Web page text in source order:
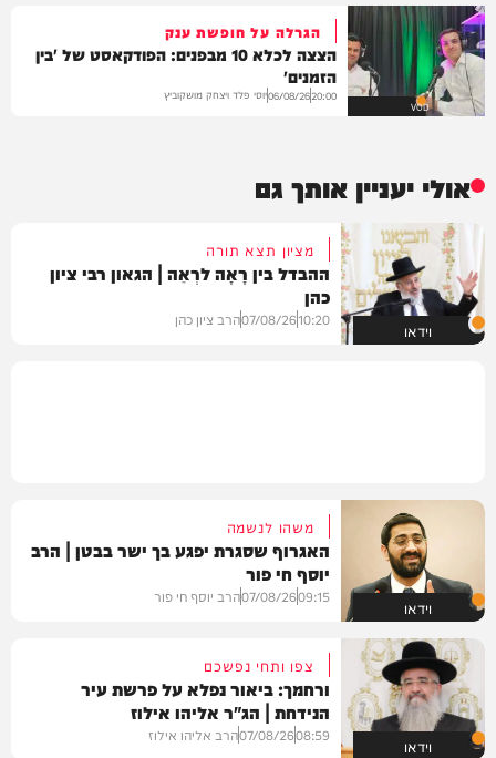
VOD
הגרלה על חופשת ענק
הצצה לכלא 10 מבפנים: הפודקאסט של 'בין
הזמנים'
20:00
06/08/26יוסי פלד ויצחק מושקוביץ
אולי יעניין אותך גם
וידאו
מציון תצא תורה
ההבדל בין רָאָה לרְאֵה | הגאון רבי ציון
כהן
10:20
07/08/26הרב ציון כהן
וידאו
משהו לנשמה
האגרוף שסגרת יפגע בך ישר בבטן | הרב
יוסף חי פור
09:15
07/08/26הרב יוסף חי פור
וידאו
צפו ותחי נפשכם
ורחמך: ביאור נפלא על פרשת עיר
הנידחת | הג"ר אליהו אילוז
08:59
07/08/26הרב אליהו אילוז